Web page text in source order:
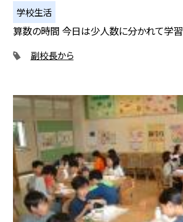
学校生活
算数の時間 今日は少人数に分かれて学習
副校長から